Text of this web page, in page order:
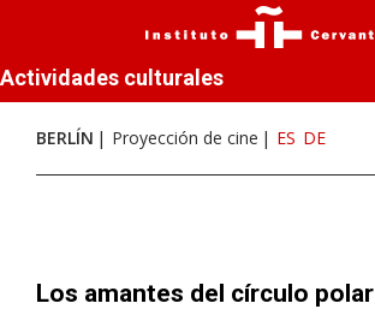
Actividades culturales
BERLÍN Proyección de cine ES DE
Los amantes del círculo polar